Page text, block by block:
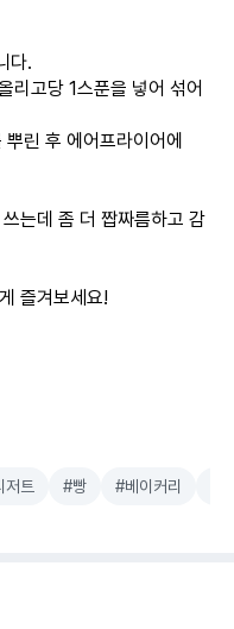
다.
리고당 1스푼을 넣어 섞어
린 후 에어프라이어에
는데 좀 더 짭짜름하고 감
즐겨보세요!
저트 #빵 #베이커리